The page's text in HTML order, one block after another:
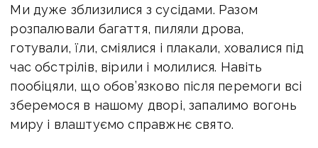
Ми дуже зблизилися з сусідами. Разом
розпалювали багаття, пиляли дрова,
готували, їли, сміялися і плакали, ховалися під
час обстрілів, вірили і молилися. Навіть
пообіцяли, що обов’язково після перемоги всі
зберемося в нашому дворі, запалимо вогонь
миру і влаштуємо справжнє свято.